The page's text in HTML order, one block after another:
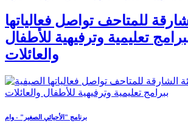
للمتاحف تواصل فعالياتها
تعليمية وترفيهية للأطفال
والعائلات
برنامج "الأحيائي الصغير" - وام